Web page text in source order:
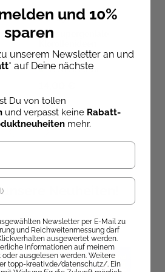
Pia Deges
100 supergeniale
Sofort Lieferbar
Neuheiten!
und 10%
sparen
unserem Newsletter an und
* auf Deine nächste
Du von tollen
und verpasst keine Rabatt-
mehr.
Newsletter per E-Mail zu
und Reichweitenmessung darf
ausgewertet werden.
Informationen auf meinem
oder ausgelesen werden. Weitere
topp-kreativ.de/datenschutz/. Ein